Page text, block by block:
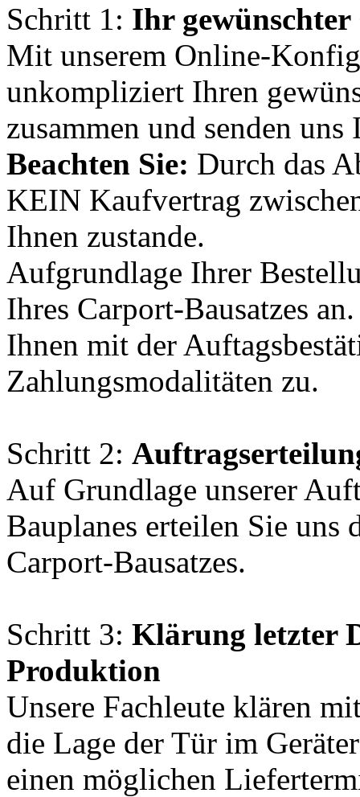
Schritt 1: Ihr
Mit unserem Online-
unkompliziert Ihren
zusammen und senden
Beachten Sie: Durch das
KEIN Kaufvertrag
Ihnen zustande.
Aufgrundlage Ihrer
Ihres Carport-Bausatzes
Ihnen mit der
Zahlungsmodalitäten zu.
Schritt 2:
Auf Grundlage unserer
Bauplanes erteilen Sie
Carport-Bausatzes.
Schritt 3: Klärung letzter
Produktion
Unsere Fachleute klären
die Lage der Tür im
einen möglichen